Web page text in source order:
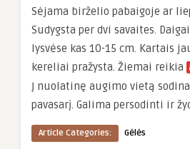
Sėjama birželio pabaigoje ar
Sudygsta per dvi savaites.
lysvėse kas 10-15 cm. Kartais
kereliai pražysta. Žiemai reikia
Į nuolatinę augimo vietą
pavasarį. Galima persodinti ir
Article Categories: Gėlės